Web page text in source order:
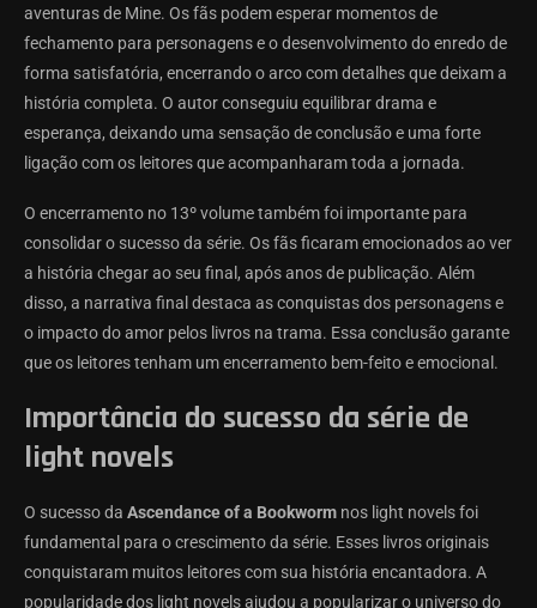
aventuras de Mine. Os fãs podem esperar momentos de
fechamento para personagens e o desenvolvimento do enredo de
forma satisfatória, encerrando o arco com detalhes que deixam a
história completa. O autor conseguiu equilibrar drama e
esperança, deixando uma sensação de conclusão e uma forte
ligação com os leitores que acompanharam toda a jornada.
O encerramento no 13º volume também foi importante para
consolidar o sucesso da série. Os fãs ficaram emocionados ao ver
a história chegar ao seu final, após anos de publicação. Além
disso, a narrativa final destaca as conquistas dos personagens e
o impacto do amor pelos livros na trama. Essa conclusão garante
que os leitores tenham um encerramento bem-feito e emocional.
Importância do sucesso da série de
light novels
O sucesso da Ascendance of a Bookworm nos light novels foi
fundamental para o crescimento da série. Esses livros originais
conquistaram muitos leitores com sua história encantadora. A
popularidade dos light novels ajudou a popularizar o universo do